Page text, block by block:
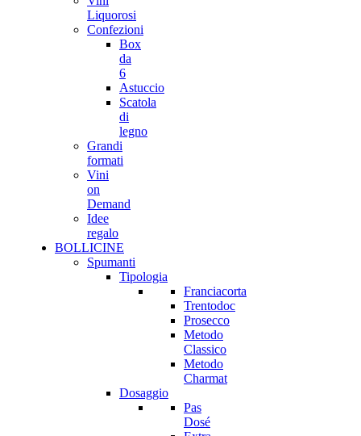
Liquorosi
Confezioni
Box
da
6
Astuccio
Scatola
di
legno
Grandi
formati
Vini
on
Demand
Idee
regalo
BOLLICINE
Spumanti
Tipologia
Franciacorta
Trentodoc
Prosecco
Metodo
Classico
Metodo
Charmat
Dosaggio
Pas
Dosé